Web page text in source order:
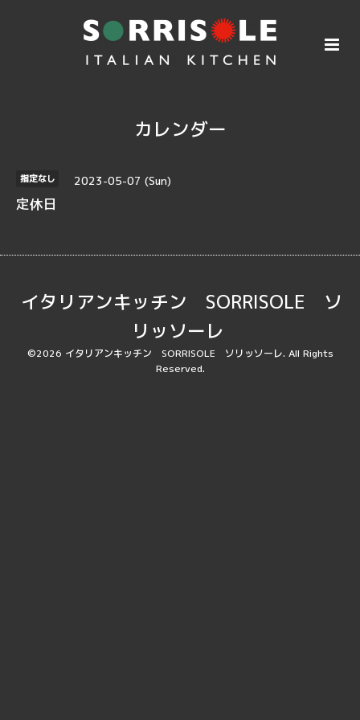
カレンダー
指定なし 2023-05-07 (Sun)
定休日
イタリアンキッチン SORRISOLE ソ
リッソーレ
©2026 イタリアンキッチン SORRISOLE ソリッソーレ. All Rights
Reserved.